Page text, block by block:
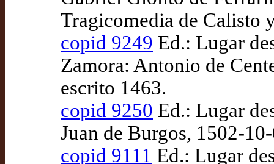
Tragicomedia de Calisto
copid 9249 Ed.: Lugar
Zamora: Antonio de
escrito 1463.
copid 9250 Ed.: Lugar
Juan de Burgos, 1502-
copid 9111 Ed.: Lugar